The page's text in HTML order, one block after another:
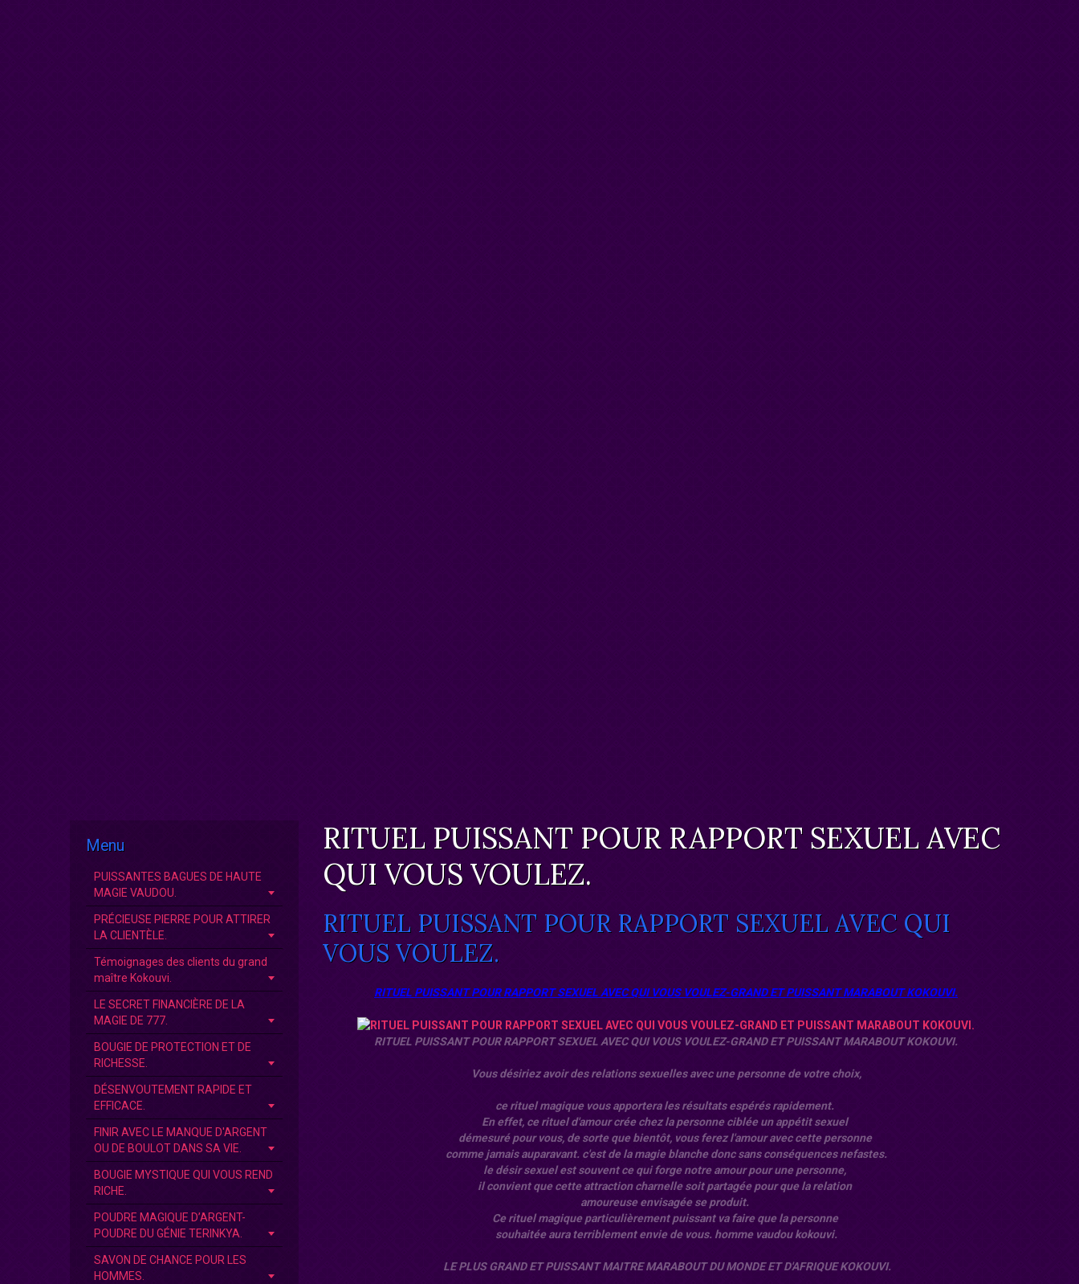
RITUEL PUISSANT POUR RAPPORT SEXUEL AVEC
QUI VOUS VOULEZ.
RITUEL PUISSANT POUR RAPPORT SEXUEL AVEC QUI
VOUS VOULEZ.
RITUEL PUISSANT POUR RAPPORT SEXUEL AVEC QUI VOUS VOULEZ-GRAND ET PUISSANT MARABOUT KOKOUVI.
RITUEL PUISSANT POUR RAPPORT SEXUEL AVEC QUI VOUS VOULEZ-GRAND ET PUISSANT MARABOUT KOKOUVI.
Vous désiriez avoir des relations sexuelles avec une personne de votre choix,
ce rituel magique vous apportera les résultats espérés rapidement.
En effet, ce rituel d'amour crée chez la personne ciblée un appétit sexuel
démesuré pour vous, de sorte que bientôt, vous ferez l'amour avec cette personne
comme jamais auparavant. c'est de la magie blanche donc sans conséquences nefastes.
le désir sexuel est souvent ce qui forge notre amour pour une personne,
il convient que cette attraction charnelle soit partagée pour que la relation
amoureuse envisagée se produit.
Ce rituel magique particulièrement puissant va faire que la personne
souhaitée aura terriblement envie de vous. homme vaudou kokouvi.
LE PLUS GRAND ET PUISSANT MAITRE MARABOUT DU MONDE ET D'AFRIQUE KOKOUVI.
Menu
PUISSANTES BAGUES DE HAUTE
MAGIE VAUDOU.
PRÉCIEUSE PIERRE POUR ATTIRER
LA CLIENTÈLE.
Témoignages des clients du grand
maître Kokouvi.
LE SECRET FINANCIÈRE DE LA
MAGIE DE 777.
BOUGIE DE PROTECTION ET DE
RICHESSE.
DÉSENVOUTEMENT RAPIDE ET
EFFICACE.
FINIR AVEC LE MANQUE D'ARGENT
OU DE BOULOT DANS SA VIE.
BOUGIE MYSTIQUE QUI VOUS REND
RICHE.
POUDRE MAGIQUE D’ARGENT-
POUDRE DU GÉNIE TERINKYA.
SAVON DE CHANCE POUR LES
HOMMES.